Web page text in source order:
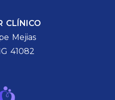
CLÍNICO
Mejias
41082